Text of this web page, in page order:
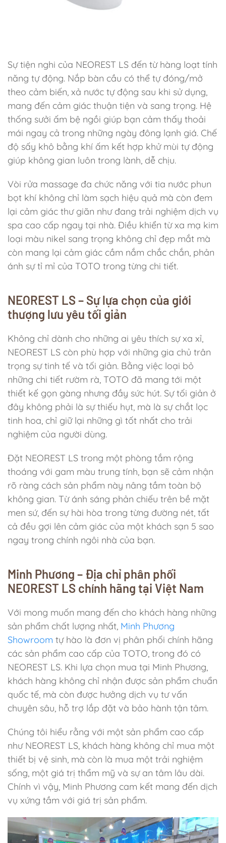
Sự tiện nghi của NEOREST LS đến từ hàng loạt tính
năng tự động. Nắp bàn cầu có thể tự đóng/mở
theo cảm biến, xả nước tự động sau khi sử dụng,
mang đến cảm giác thuận tiện và sang trọng. Hệ
thống sưởi ấm bệ ngồi giúp bạn cảm thấy thoải
mái ngay cả trong những ngày đông lạnh giá. Chế
độ sấy khô bằng khí ấm kết hợp khử mùi tự động
giúp không gian luôn trong lành, dễ chịu.
Vòi rửa massage đa chức năng với tia nước phun
bọt khí không chỉ làm sạch hiệu quả mà còn đem
lại cảm giác thư giãn như đang trải nghiệm dịch vụ
spa cao cấp ngay tại nhà. Điều khiển từ xa mạ kim
loại màu nikel sang trọng không chỉ đẹp mắt mà
còn mang lại cảm giác cầm nắm chắc chắn, phản
ánh sự tỉ mỉ của TOTO trong từng chi tiết.
NEOREST LS – Sự lựa chọn của giới
thượng lưu yêu tối giản
Không chỉ dành cho những ai yêu thích sự xa xỉ,
NEOREST LS còn phù hợp với những gia chủ trân
trọng sự tinh tế và tối giản. Bằng việc loại bỏ
những chi tiết rườm rà, TOTO đã mang tới một
thiết kế gọn gàng nhưng đầy sức hút. Sự tối giản ở
đây không phải là sự thiếu hụt, mà là sự chắt lọc
tinh hoa, chỉ giữ lại những gì tốt nhất cho trải
nghiệm của người dùng.
Đặt NEOREST LS trong một phòng tắm rộng
thoáng với gam màu trung tính, bạn sẽ cảm nhận
rõ ràng cách sản phẩm này nâng tầm toàn bộ
không gian. Từ ánh sáng phản chiếu trên bề mặt
men sứ, đến sự hài hòa trong từng đường nét, tất
cả đều gợi lên cảm giác của một khách sạn 5 sao
ngay trong chính ngôi nhà của bạn.
Minh Phương – Địa chỉ phân phối
NEOREST LS chính hãng tại Việt Nam
Với mong muốn mang đến cho khách hàng những
sản phẩm chất lượng nhất, Minh Phương
Showroom tự hào là đơn vị phân phối chính hãng
các sản phẩm cao cấp của TOTO, trong đó có
NEOREST LS. Khi lựa chọn mua tại Minh Phương,
khách hàng không chỉ nhận được sản phẩm chuẩn
quốc tế, mà còn được hưởng dịch vụ tư vấn
chuyên sâu, hỗ trợ lắp đặt và bảo hành tận tâm.
Chúng tôi hiểu rằng với một sản phẩm cao cấp
như NEOREST LS, khách hàng không chỉ mua một
thiết bị vệ sinh, mà còn là mua một trải nghiệm
sống, một giá trị thẩm mỹ và sự an tâm lâu dài.
Chính vì vậy, Minh Phương cam kết mang đến dịch
vụ xứng tầm với giá trị sản phẩm.